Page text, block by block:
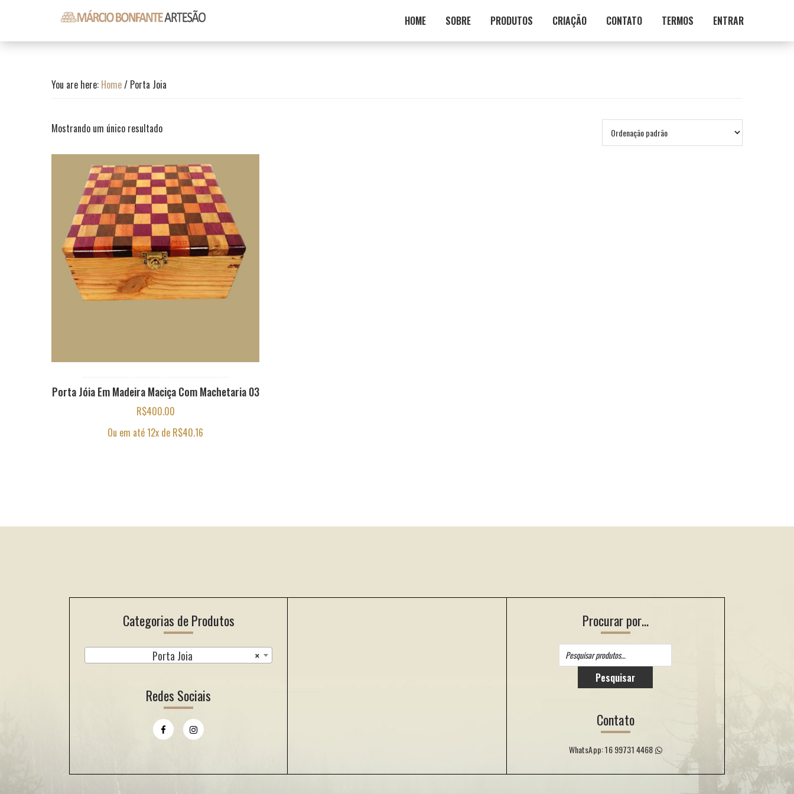
navigation
Márcio
Bonfante
Márcio
Artesão
HOME SOBRE PRODUTOS CRIAÇÃO CONTATO TERMOS ENTRAR
You are here: Home/ Porta Joia
Mostrando um único resultado
Porta Jóia Em Madeira Maciça Com Machetaria 03
R$400.00
Ou em até 12x de R$40.16
Categorias de Produtos
×
Porta Joia
Redes Sociais
Procurar por…
Pesquisar
por:
Pesquisar
Contato
WhatsApp: 16 99731 4468